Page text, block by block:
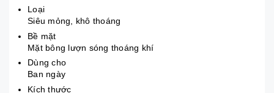
Loại
Siêu mỏng, khô thoáng
Bề mặt
Mặt bông lượn sóng thoáng khí
Dùng cho
Ban ngày
Kích thước